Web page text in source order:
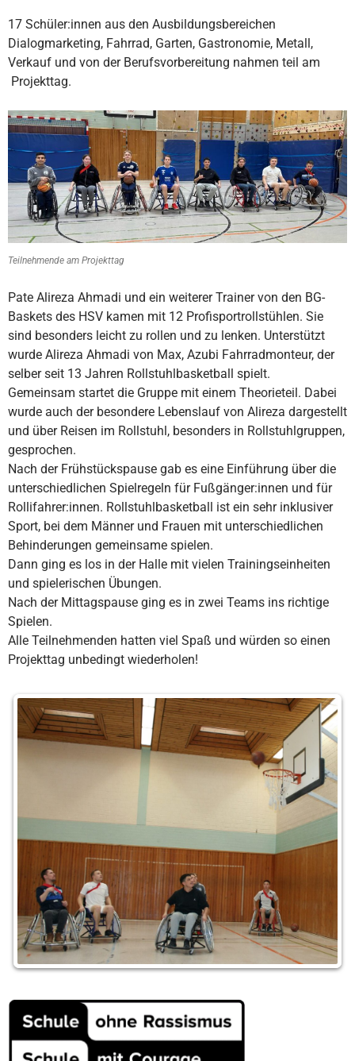
17 Schüler:innen aus den Ausbildungsbereichen
Dialogmarketing, Fahrrad, Garten, Gastronomie, Metall,
Verkauf und von der Berufsvorbereitung nahmen teil am
Projekttag.
Teilnehmende am Projekttag
Pate Alireza Ahmadi und ein weiterer Trainer von den BG-
Baskets des HSV kamen mit 12 Profisportrollstühlen. Sie
sind besonders leicht zu rollen und zu lenken. Unterstützt
wurde Alireza Ahmadi von Max, Azubi Fahrradmonteur, der
selber seit 13 Jahren Rollstuhlbasketball spielt.
Gemeinsam startet die Gruppe mit einem Theorieteil. Dabei
wurde auch der besondere Lebenslauf von Alireza dargestellt
und über Reisen im Rollstuhl, besonders in Rollstuhlgruppen,
gesprochen.
Nach der Frühstückspause gab es eine Einführung über die
unterschiedlichen Spielregeln für Fußgänger:innen und für
Rollifahrer:innen. Rollstuhlbasketball ist ein sehr inklusiver
Sport, bei dem Männer und Frauen mit unterschiedlichen
Behinderungen gemeinsame spielen.
Dann ging es los in der Halle mit vielen Trainingseinheiten
und spielerischen Übungen.
Nach der Mittagspause ging es in zwei Teams ins richtige
Spielen.
Alle Teilnehmenden hatten viel Spaß und würden so einen
Projekttag unbedingt wiederholen!